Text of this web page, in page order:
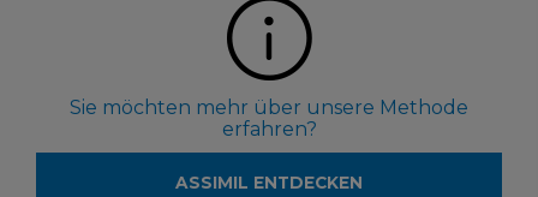
Sie möchten mehr über unsere Methode
erfahren?
ASSIMIL ENTDECKEN